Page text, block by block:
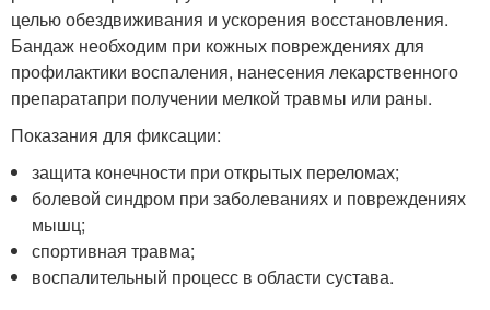
целью обездвиживания и ускорения восстановления.
Бандаж необходим при кожных повреждениях для
профилактики воспаления, нанесения лекарственного
препаратапри получении мелкой травмы или раны.
Показания для фиксации:
защита конечности при открытых переломах;
болевой синдром при заболеваниях и повреждениях
мышц;
спортивная травма;
воспалительный процесс в области сустава.